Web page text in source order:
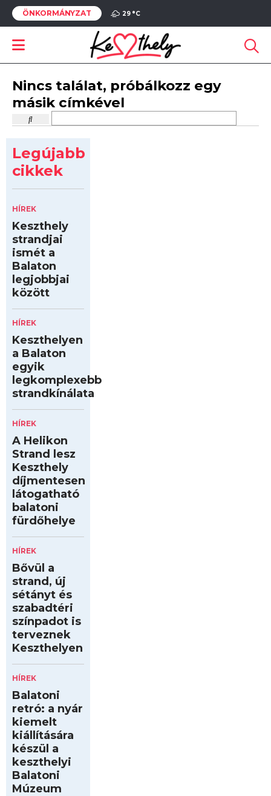
ÖNKORMÁNYZAT 29 °C
Nincs találat, próbálkozz egy
másik címkével
Legújabb
cikkek
HÍREK
Keszthely
strandjai
ismét a
Balaton
legjobbjai
között
HÍREK
Keszthelyen
a Balaton
egyik
legkomplexebb
strandkínálata
HÍREK
A Helikon
Strand lesz
Keszthely
díjmentesen
látogatható
balatoni
fürdőhelye
HÍREK
Bővül a
strand, új
sétányt és
szabadtéri
színpadot is
terveznek
Keszthelyen
HÍREK
Balatoni
retró: a nyár
kiemelt
kiállítására
készül a
keszthelyi
Balatoni
Múzeum